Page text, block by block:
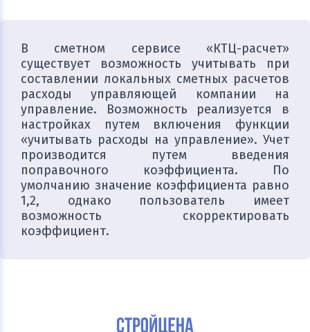
В сметном сервисе «КТЦ-расчет»
существует возможность учитывать при
составлении локальных сметных расчетов
расходы управляющей компании на
управление. Возможность реализуется в
настройках путем включения функции
«учитывать расходы на управление». Учет
производится путем введения
поправочного коэффициента. По
умолчанию значение коэффициента равно
1,2, однако пользователь имеет
возможность скорректировать
коэффициент.